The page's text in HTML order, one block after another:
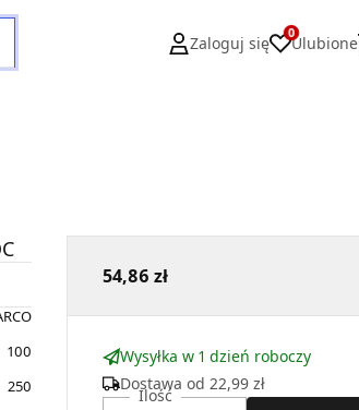
Zaloguj się
0
Ulubione
100
250
54,86 zł
Wysyłka w 1 dzień roboczy
Dostawa od 22,99 zł
Ilość